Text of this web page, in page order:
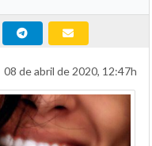
08 de abril de 2020, 12:47h